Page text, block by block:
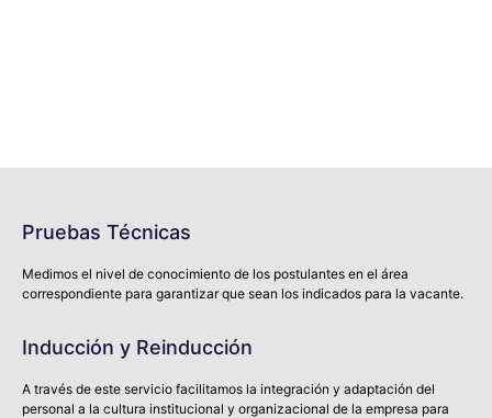
Pruebas Técnicas
Medimos el nivel de conocimiento de los postulantes en el área
correspondiente para garantizar que sean los indicados para la vacante.
Inducción y Reinducción
A través de este servicio facilitamos la integración y adaptación del
personal a la cultura institucional y organizacional de la empresa para